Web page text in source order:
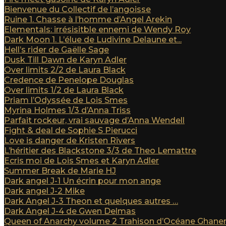
Bienvenue du Collectif de l’angoisse
Ruine 1. Chasse à l’homme d’Angel Arekin
Elementals: irrésisitble ennemi de Wendy Roy
Dark Moon 1. L’élue de Ludivine Delaune et...
Hell’s rider de Gaëlle Sage
Dusk Till Dawn de Karyn Adler
Over limits 2/2 de Laura Black
Credence de Penelope Douglas
Over limits 1/2 de Laura Black
Priam l’Odyssée de Lois Smes
Myrina Holmes 1/3 d’Anna Triss
Parfait rockeur, vrai sauvage d’Anna Wendell
Fight & deal de Sophie S Pierucci
Love is danger de Kristen Rivers
L’héritier des Blackstone 3/3 de Theo Lemattre
Ecris moi de Lois Smes et Karyn Adler
Summer Break de Marie HJ
Dark angel J-1 Un écrin pour mon ange
Dark angel J-2 Mike
Dark Angel J-3 Theon et quelques autres …
Dark Angel J-4 de Gwen Delmas
Queen of Anarchy volume 2 Trahison d’Océane